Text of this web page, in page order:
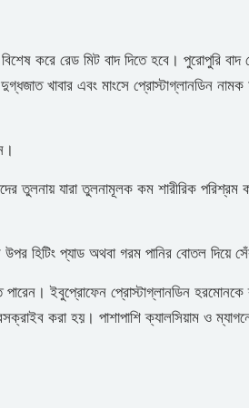
করে রেড মিট বাদ দিতে হবে। পুরোপুরি
খাবার এবং মাংসে প্রোস্টাগ্লানডিন
তুলনায় যারা তুলনামূলক কম শারীরিক
হিটিং প্যাড অথবা গরম পানির বোতল দিয়ে
ইবুপ্রোফেন প্রোস্টাগ্লানডিন
করা হয়। পাশাপাশি ক্যালসিয়াম ও